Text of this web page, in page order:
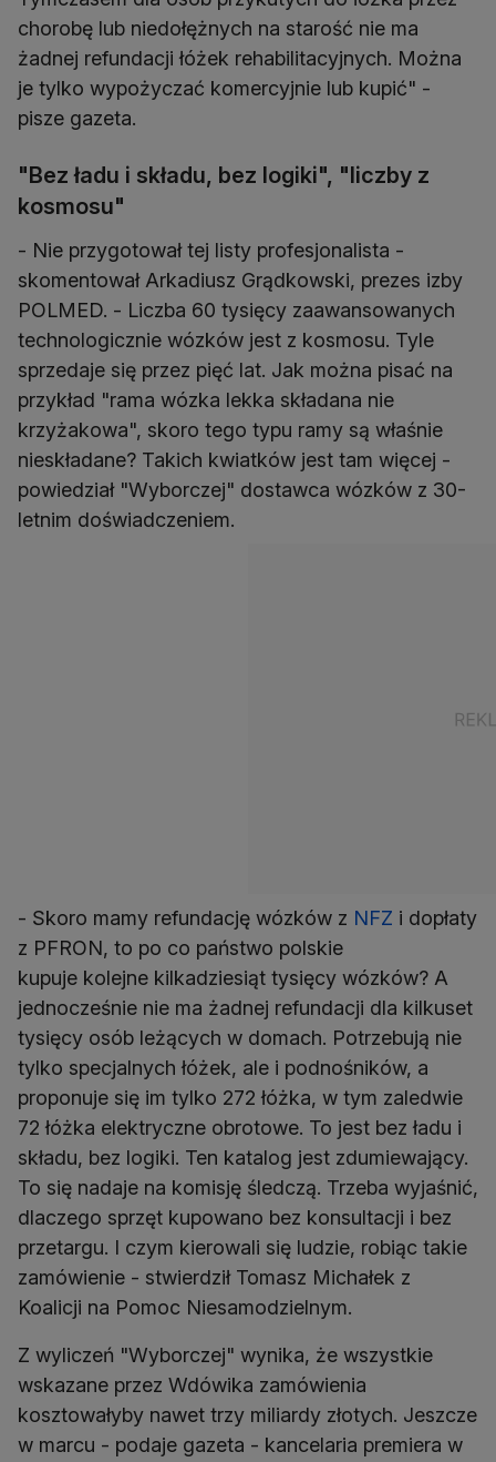
chorobę lub niedołężnych na starość nie ma
żadnej refundacji łóżek rehabilitacyjnych. Można
je tylko wypożyczać komercyjnie lub kupić" -
pisze gazeta.
"Bez ładu i składu, bez logiki", "liczby z
kosmosu"
- Nie przygotował tej listy profesjonalista -
skomentował Arkadiusz Grądkowski, prezes izby
POLMED. - Liczba 60 tysięcy zaawansowanych
technologicznie wózków jest z kosmosu. Tyle
sprzedaje się przez pięć lat. Jak można pisać na
przykład "rama wózka lekka składana nie
krzyżakowa", skoro tego typu ramy są właśnie
nieskładane? Takich kwiatków jest tam więcej -
powiedział "Wyborczej" dostawca wózków z 30-
letnim doświadczeniem.
- Skoro mamy refundację wózków z NFZ i dopłaty
z PFRON, to po co państwo polskie
kupuje kolejne kilkadziesiąt tysięcy wózków? A
jednocześnie nie ma żadnej refundacji dla kilkuset
tysięcy osób leżących w domach. Potrzebują nie
tylko specjalnych łóżek, ale i podnośników, a
proponuje się im tylko 272 łóżka, w tym zaledwie
72 łóżka elektryczne obrotowe. To jest bez ładu i
składu, bez logiki. Ten katalog jest zdumiewający.
To się nadaje na komisję śledczą. Trzeba wyjaśnić,
dlaczego sprzęt kupowano bez konsultacji i bez
przetargu. I czym kierowali się ludzie, robiąc takie
zamówienie - stwierdził Tomasz Michałek z
Koalicji na Pomoc Niesamodzielnym.
Z wyliczeń "Wyborczej" wynika, że wszystkie
wskazane przez Wdówika zamówienia
kosztowałyby nawet trzy miliardy złotych. Jeszcze
w marcu - podaje gazeta - kancelaria premiera w